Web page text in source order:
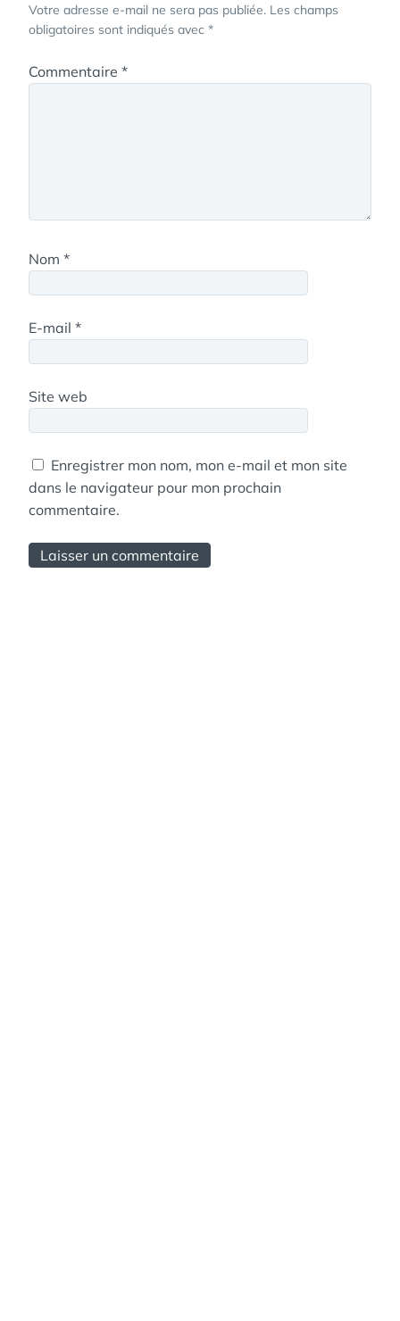
Votre adresse e-mail ne sera pas publiée. Les champs
obligatoires sont indiqués avec *
Commentaire *
Nom *
E-mail *
Site web
Enregistrer mon nom, mon e-mail et mon site
dans le navigateur pour mon prochain
commentaire.